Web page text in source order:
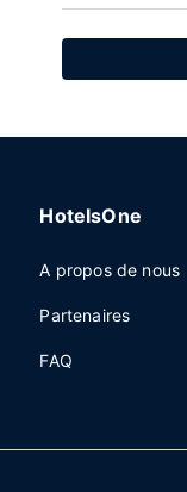
HotelsOne
A propos de nous
Partenaires
FAQ